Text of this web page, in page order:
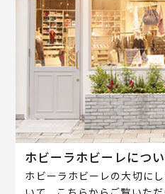
ホビーラホビーレにつ
ホビーラホビーレの大切に